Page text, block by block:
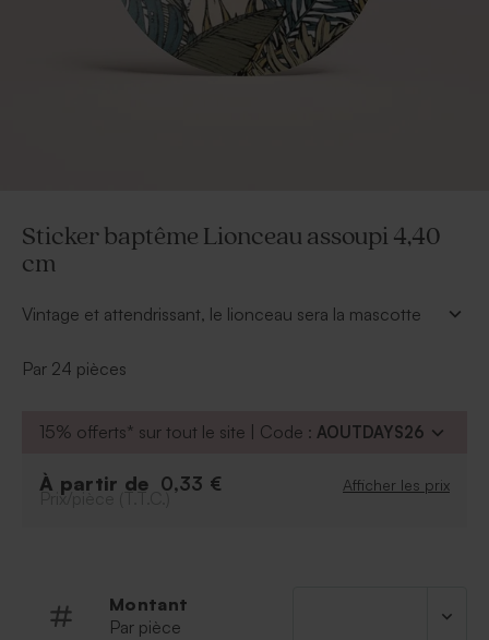
Sticker baptême Lionceau assoupi 4,40
cm
Vintage et attendrissant, le lionceau sera la mascotte
naissance et sur la carte remerciement, il sera partout
ou sur vos tables, collez-en où bon vous semble pour
Création imaginée par Créanatif
Par 24 pièces
15% offerts* sur tout le site | Code : AOUTDAYS26
À partir de 0,33 € Afficher les prix
Prix/pièce (T.T.C.)
Montant
Par pièce